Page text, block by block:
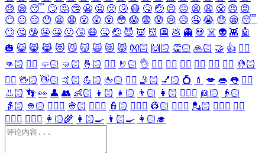
😓 😪 😴 🙄 🤔 🤥 😬 🤐 🤢 🤧 😷 🤒 🤕 😣 😖 😫 😩 😤 😠 😡
😶 😐 😑 😯 😦 😧 😮 😲 😵 😳 😱 😨 😰 😢 😥 🤤 😭 😓 😪 😴
🙄 🤔 🤥 😬 🤐 🤢 🤧 😷 🤒 🤕 😈 👿 👹 👺 💩 👻 💀 ☠️ 👽 👾 🤖
🎃 😺 😸 😹 😻 😼 😽 🙀 😿 😾 👐🏻 🙌🏻 👏🏻 🙏🏻 🤝 👍 👎🏻
👊🏻 ✊🏻 🤛🏻 🤜🏻 🤞🏻 ✌🏻 🤘🏻 👌 👈🏻 👉🏻 👆🏻 👇🏻 ☝🏻 ✋🏻 🤚🏻
🖐🏻 🖖🏻 👋🏻 🤙🏻 💪🏻 🖕🏻 ✍🏻 🤳🏻 💅🏻 💍 💄 💋 👄 👅 👂🏻
👃🏻 👣 👀 👤 👥 👶🏻 👦🏻 👧🏻 👨🏻 👩🏻 👱🏻‍♀️ 👱🏻
👴🏻
👵🏻 👲🏻 👳🏻‍♀️ 👳🏻 👮🏻‍♀️ 👮🏻 👷🏻‍♀️ 👷🏻 💂🏻‍♀️ 💂🏻 🕵🏻‍♀️ 🕵🏻
👩🏻‍⚕️ 👨🏻‍⚕️ 👩🏻‍🌾 👩🏻‍🍳 👨🏻‍🍳 👩🏻‍🎓